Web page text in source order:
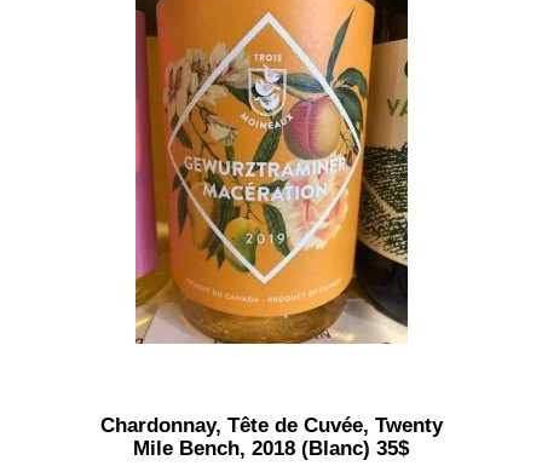
Chardonnay, Tête de Cuvée, Twenty
Mile Bench, 2018 (Blanc) 35$